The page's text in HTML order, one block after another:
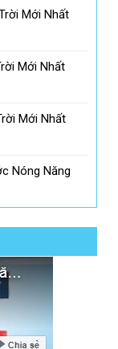
Mới Nhất
Mới Nhất
Mới Nhất
Nóng Năng